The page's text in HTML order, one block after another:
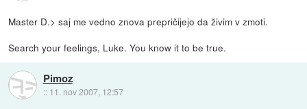
Master D.> saj me vedno znova prepričijejo da živim v zmoti.
Search your feelings, Luke. You know it to be true.
Pimoz
:: 11. nov 2007, 12:57